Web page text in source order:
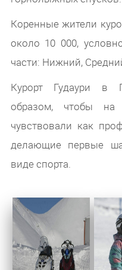
Коренные жители
около 10 000,
части: Нижний,
Курорт Гудаури в
образом, чтобы на
чувствовали как
делающие первые
виде спорта.